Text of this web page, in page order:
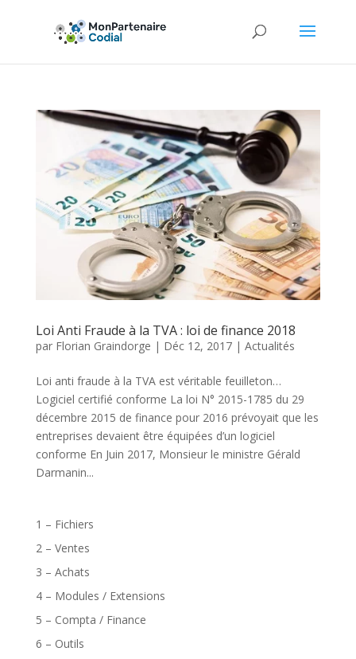
Loi Anti Fraude à la TVA : loi de finance 2018
par Florian Graindorge | Déc 12, 2017| Actualités
Loi anti fraude à la TVA est véritable feuilleton…
Logiciel certifié conforme La loi N° 2015-1785 du 29
décembre 2015 de finance pour 2016 prévoyait que les
entreprises devaient être équipées d’un logiciel
conforme En Juin 2017, Monsieur le ministre Gérald
Darmanin...
1 – Fichiers
2 – Ventes
3 – Achats
4 – Modules / Extensions
5 – Compta / Finance
6 – Outils